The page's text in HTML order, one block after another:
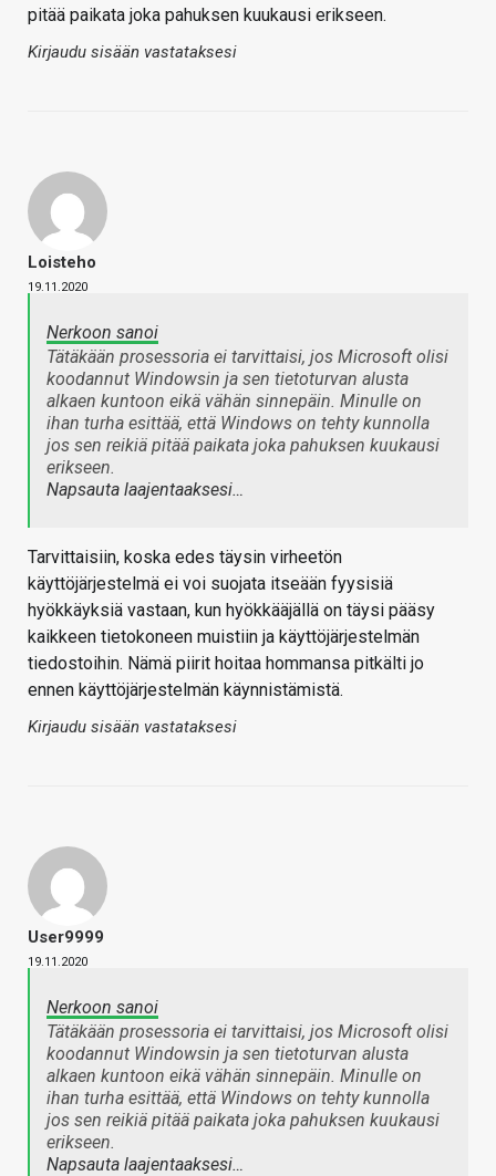
pitää paikata joka pahuksen kuukausi erikseen.
Kirjaudu sisään vastataksesi
Loisteho
19.11.2020
Nerkoon sanoi
Tätäkään prosessoria ei tarvittaisi, jos Microsoft olisi
koodannut Windowsin ja sen tietoturvan alusta
alkaen kuntoon eikä vähän sinnepäin. Minulle on
ihan turha esittää, että Windows on tehty kunnolla
jos sen reikiä pitää paikata joka pahuksen kuukausi
erikseen.
Napsauta laajentaaksesi…
Tarvittaisiin, koska edes täysin virheetön
käyttöjärjestelmä ei voi suojata itseään fyysisiä
hyökkäyksiä vastaan, kun hyökkääjällä on täysi pääsy
kaikkeen tietokoneen muistiin ja käyttöjärjestelmän
tiedostoihin. Nämä piirit hoitaa hommansa pitkälti jo
ennen käyttöjärjestelmän käynnistämistä.
Kirjaudu sisään vastataksesi
User9999
19.11.2020
Nerkoon sanoi
Tätäkään prosessoria ei tarvittaisi, jos Microsoft olisi
koodannut Windowsin ja sen tietoturvan alusta
alkaen kuntoon eikä vähän sinnepäin. Minulle on
ihan turha esittää, että Windows on tehty kunnolla
jos sen reikiä pitää paikata joka pahuksen kuukausi
erikseen.
Napsauta laajentaaksesi…